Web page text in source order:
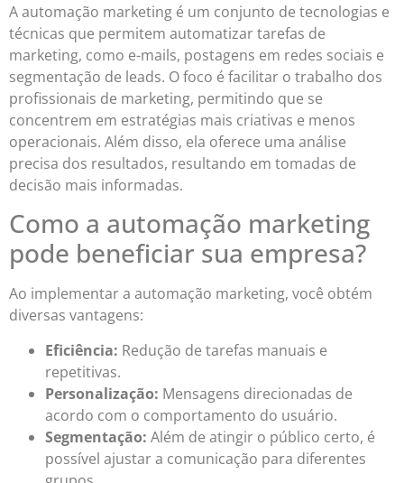
A automação marketing é um conjunto de tecnologias e
técnicas que permitem automatizar tarefas de
marketing, como e-mails, postagens em redes sociais e
segmentação de leads. O foco é facilitar o trabalho dos
profissionais de marketing, permitindo que se
concentrem em estratégias mais criativas e menos
operacionais. Além disso, ela oferece uma análise
precisa dos resultados, resultando em tomadas de
decisão mais informadas.
Como a automação marketing
pode beneficiar sua empresa?
Ao implementar a automação marketing, você obtém
diversas vantagens:
Eficiência: Redução de tarefas manuais e
repetitivas.
Personalização: Mensagens direcionadas de
acordo com o comportamento do usuário.
Segmentação: Além de atingir o público certo, é
possível ajustar a comunicação para diferentes